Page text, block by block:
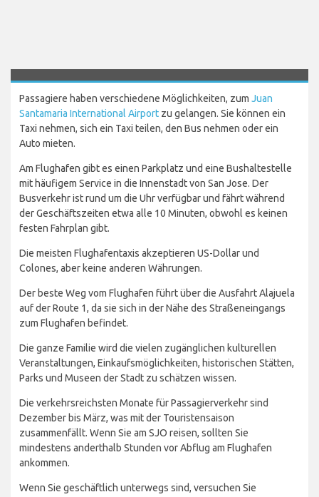
Passagiere haben verschiedene Möglichkeiten, zum Juan
Santamaria International Airport zu gelangen. Sie können ein
Taxi nehmen, sich ein Taxi teilen, den Bus nehmen oder ein
Auto mieten.
Am Flughafen gibt es einen Parkplatz und eine Bushaltestelle
mit häufigem Service in die Innenstadt von San Jose. Der
Busverkehr ist rund um die Uhr verfügbar und fährt während
der Geschäftszeiten etwa alle 10 Minuten, obwohl es keinen
festen Fahrplan gibt.
Die meisten Flughafentaxis akzeptieren US-Dollar und
Colones, aber keine anderen Währungen.
Der beste Weg vom Flughafen führt über die Ausfahrt Alajuela
auf der Route 1, da sie sich in der Nähe des Straßeneingangs
zum Flughafen befindet.
Die ganze Familie wird die vielen zugänglichen kulturellen
Veranstaltungen, Einkaufsmöglichkeiten, historischen Stätten,
Parks und Museen der Stadt zu schätzen wissen.
Die verkehrsreichsten Monate für Passagierverkehr sind
Dezember bis März, was mit der Touristensaison
zusammenfällt. Wenn Sie am SJO reisen, sollten Sie
mindestens anderthalb Stunden vor Abflug am Flughafen
ankommen.
Wenn Sie geschäftlich unterwegs sind, versuchen Sie